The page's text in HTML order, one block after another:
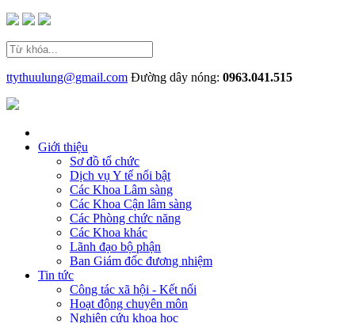
ttythuulung@gmail.com Đường dây nóng: 0963.041.515
Giới thiệu
Sơ đồ tổ chức
Dịch vụ Y tế nổi bật
Các Khoa Lâm sàng
Các Khoa Cận lâm sàng
Các Phòng chức năng
Các Khoa khác
Lãnh đạo bộ phận
Ban Giám đốc đương nhiệm
Tin tức
Công tác xã hội - Kết nối
Hoạt động chuyên môn
Nghiên cứu khoa học